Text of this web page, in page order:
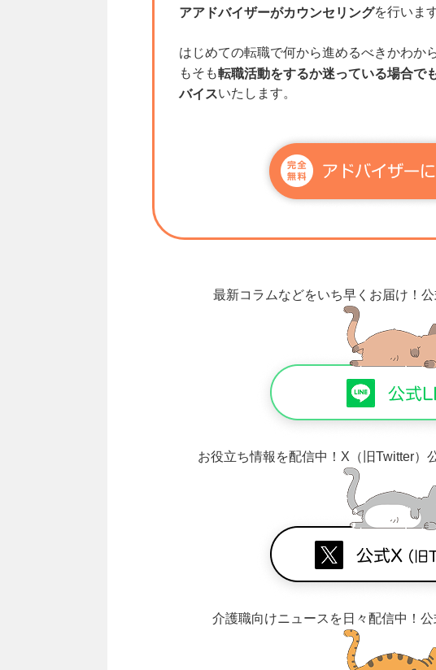
アアドバイザーがカウンセリングを行います
はじめての転職で何から進めるべきかわか
もそも転職活動をするか迷っている場合で
バイスいたします。
最新コラムなどをいち早くお届け！
お役立ち情報を配信中！ X（旧Twitter）
介護職向けニュースを日々配信中！ 公